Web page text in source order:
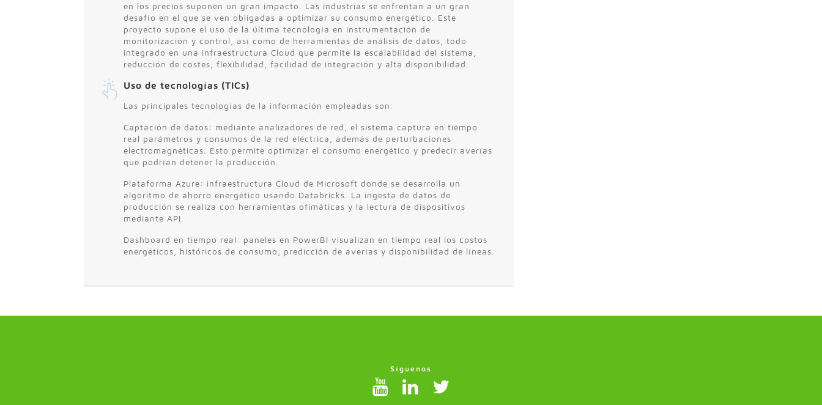
en los precios suponen un gran impacto. Las industrias se enfrentan a un gran
desafío en el que se ven obligadas a optimizar su consumo energético. Este
proyecto supone el uso de la última tecnología en instrumentación de
monitorización y control, así como de herramientas de análisis de datos, todo
integrado en una infraestructura Cloud que permite la escalabilidad del sistema,
reducción de costes, flexibilidad, facilidad de integración y alta disponibilidad.
Uso de tecnologías (TICs)
Las principales tecnologías de la información empleadas son:
Captación de datos: mediante analizadores de red, el sistema captura en tiempo
real parámetros y consumos de la red eléctrica, además de perturbaciones
electromagnéticas. Esto permite optimizar el consumo energético y predecir averías
que podrían detener la producción.
Plataforma Azure: infraestructura Cloud de Microsoft donde se desarrolla un
algoritmo de ahorro energético usando Databricks. La ingesta de datos de
producción se realiza con herramientas ofimáticas y la lectura de dispositivos
mediante API.
Dashboard en tiempo real: paneles en PowerBI visualizan en tiempo real los costos
energéticos, históricos de consumo, predicción de averías y disponibilidad de líneas.
Síguenos